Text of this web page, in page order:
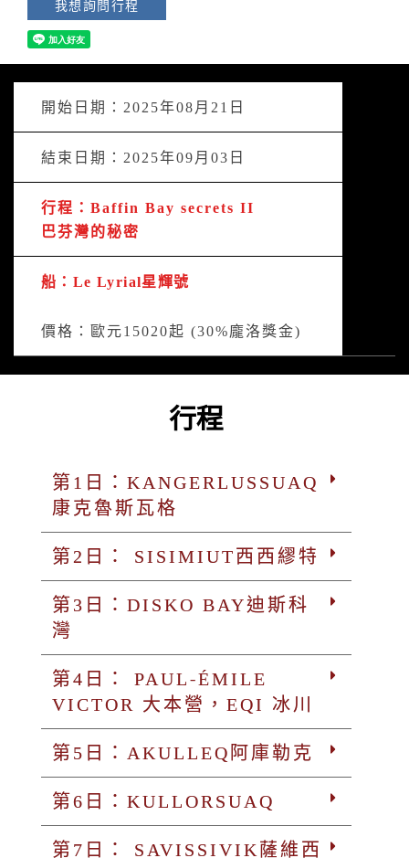
我想詢問行程
開始日期：2025年08月21日
結束日期：2025年09月03日
行程：Baffin Bay secrets II
巴芬灣的秘密
船：Le Lyrial星輝號
價格：歐元15020起 (30%龐洛獎金)
行程
第1日：KANGERLUSSUAQ
康克魯斯瓦格
第2日： SISIMIUT西西繆特
第3日：DISKO BAY迪斯科
灣
第4日： PAUL-ÉMILE
VICTOR 大本營，EQI 冰川
第5日：AKULLEQ阿庫勒克
第6日：KULLORSUAQ
第7日： SAVISSIVIK薩維西